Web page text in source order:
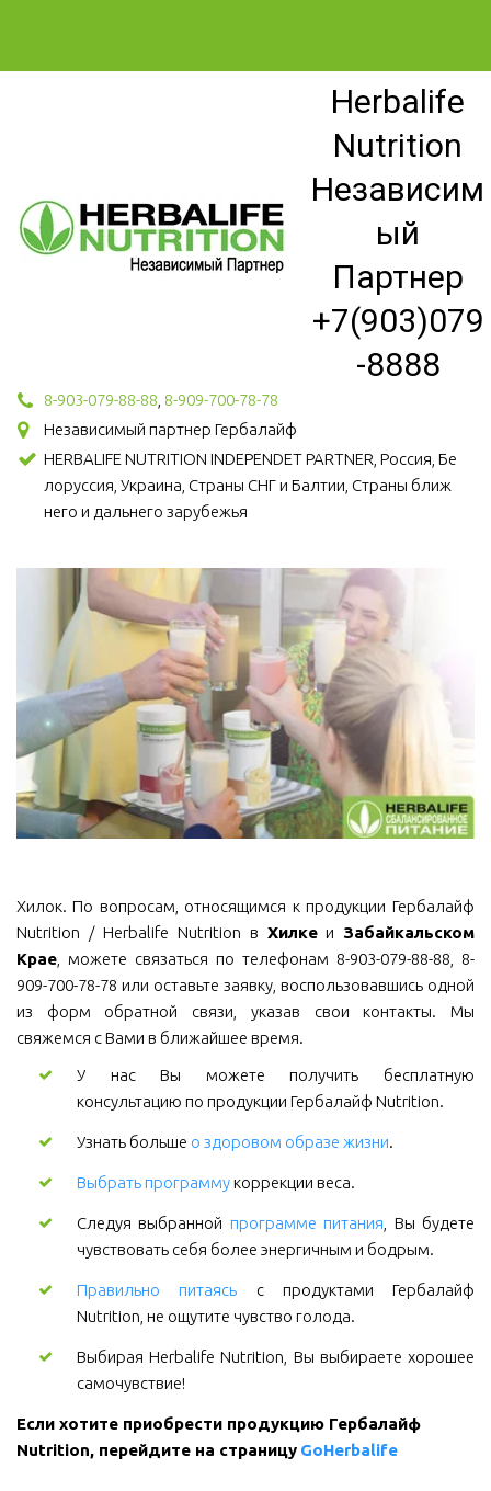
Herbalife
Nutrition
Независим
ый
Партнер
+7(903)079
-8888
8-903-079-88-88 8-909-700-78-78
Независимый партнер Гербалайф
HERBALIFE NUTRITION INDEPENDET PARTNER, Россия, Бе
лоруссия, Украина, Страны СНГ и Балтии, Страны ближ
него и дальнего зарубежья
Хилок. По вопросам, относящимся к продукции Гербалайф
Nutrition / Herbalife Nutrition вХилкеи Забайкальском
Крае, можете связаться по телефонам 8-903-079-88-88, 8-
909-700-78-78 или оставьте заявку, воспользовавшись одной
из форм обратной связи, указав свои контакты. Мы
свяжемся с Вами в ближайшее время.
У нас Вы можете получить бесплатную
консультацию по продукции Гербалайф Nutrition.
Узнать больше о здоровом образе жизни.
Выбрать программукоррекции веса.
Следуя выбранной программе питания , Вы будете
чувствовать себя более энергичным и бодрым.
Правильно питаясь с продуктами Гербалайф
Nutrition, не ощутите чувство голода.
Выбирая Herbalife Nutrition, Вы выбираете хорошее
самочувствие!
Если хотите приобрести продукцию Гербалайф
Nutrition, перейдите на страницу GoHerbalife